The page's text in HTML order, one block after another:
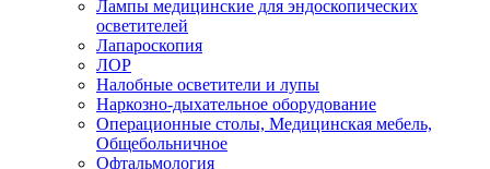
Лампы медицинские для эндоскопических
осветителей
Лапароскопия
ЛОР
Налобные осветители и лупы
Наркозно-дыхательное оборудование
Операционные столы, Медицинская мебель,
Общебольничное
Офтальмология